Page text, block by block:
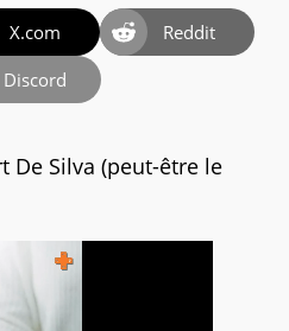
X.com
Reddit
Discord
De Silva (peut-être le